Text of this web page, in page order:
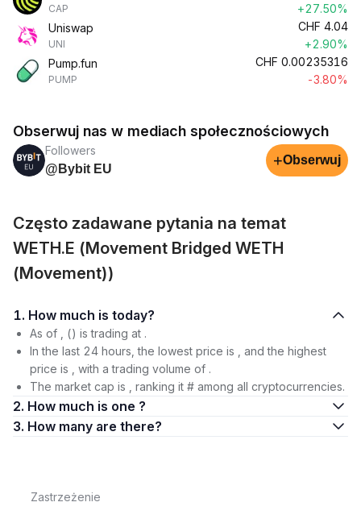
CAP
+27.50%
Uniswap
UNI
CHF 4.04
+2.90%
Pump.fun
PUMP
CHF 0.00235316
-3.80%
Obserwuj nas w mediach społecznościowych
Followers
@Bybit EU
+Obserwuj
Często zadawane pytania na temat
WETH.E (Movement Bridged WETH
(Movement))
1. How much is today?
As of , () is trading at .
In the last 24 hours, the lowest price is , and the highest
price is , with a trading volume of .
The market cap is , ranking it # among all cryptocurrencies.
2. How much is one ?
3. How many are there?
Zastrzeżenie